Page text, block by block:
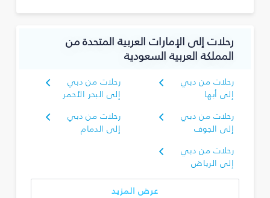
رحلات إلى الإمارات العربية المتحدة من
المملكة العربية السعودية
رحلات من دبي
إلى أبها
رحلات من دبي
إلى البحر الأحمر
رحلات من دبي
إلى الجوف
رحلات من دبي
إلى الدمام
رحلات من دبي
إلى الرياض
عرض المزيد